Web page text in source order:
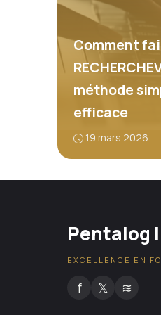
Comment
méthode
efficace
19 mars 2026
Pentalog
EXCELLENCE EN
f 𝕏 ≋